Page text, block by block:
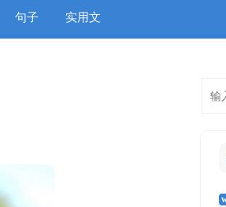
句子 实用文